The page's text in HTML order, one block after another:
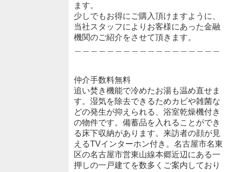
ます。
少しでもお得にご購入頂けますように、
当社スタッフによりお客様にあった金融
機関のご紹介をさせて頂きます。
仲介手数料無料
追い焚き機能で冷めたお湯も温め直せま
す。湿気を除去できるためカビや雑菌な
どの発生が抑えられる、浴室乾燥機付き
の物件です。備蓄品を入れることができ
る床下収納があります。来訪者の顔が見
えるTVインターホン付き。名古屋市名東
区の名古屋市営東山線本郷近辺にある一
押しの一戸建てを数多くご案内しており